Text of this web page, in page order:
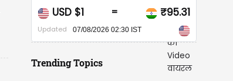
CAD $1 = ₹68.01
Updated 07/08/2026 02:30 IST
Trending Topics